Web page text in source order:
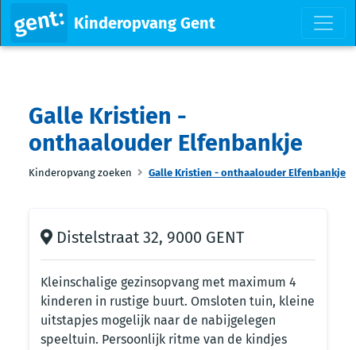
Kinderopvang Gent
Galle Kristien -
onthaalouder Elfenbankje
Kinderopvang zoeken Galle Kristien - onthaalouder Elfenbankje
Distelstraat 32, 9000 GENT
Kleinschalige gezinsopvang met maximum 4
kinderen in rustige buurt. Omsloten tuin, kleine
uitstapjes mogelijk naar de nabijgelegen
speeltuin. Persoonlijk ritme van de kindjes